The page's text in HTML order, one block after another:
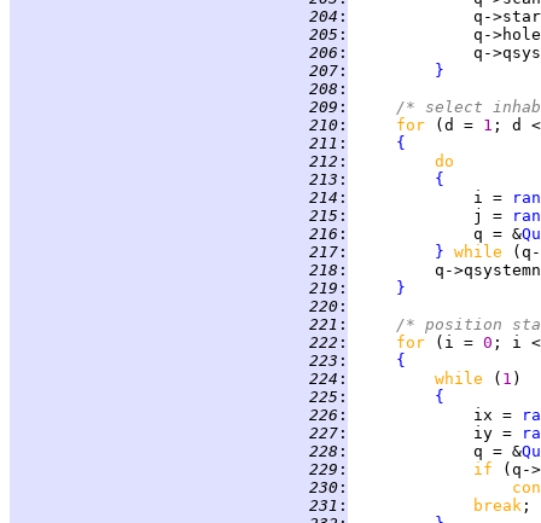
204 :
q-
205 :
q-
206 :
q-
207 :
}
208 :
209 :
/* select
210 : for (d = 1 ; d
211 :
{
212 :
do
213 :
{
214 :
             i =
215 :
             j =
216 :
             q = &
217 : } while
218 :
219 :
}
220 :
221 :
/* position
222 : for (i = 0
223 :
{
224 : while ( 1
225 :
{
226 :
             ix =
227 :
             iy =
228 :
             q = &
229 : if
(q-
230 :
231 : break